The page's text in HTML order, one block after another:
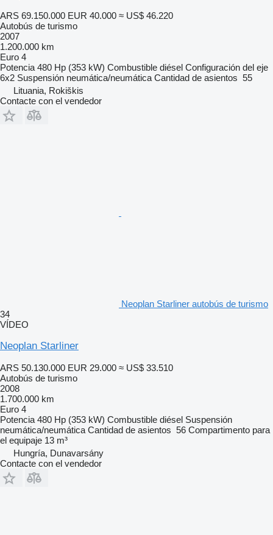
ARS 69.150.000 EUR 40.000 ≈ US$ 46.220
Autobús de turismo
2007
1.200.000 km
Euro 4
Potencia 480 Hp (353 kW) Combustible diésel Configuración del eje
6x2 Suspensión neumática/neumática Cantidad de asientos 55
Lituania, Rokiškis
Contacte con el vendedor
Neoplan Starliner autobús de turismo
34
VÍDEO
Neoplan Starliner
ARS 50.130.000 EUR 29.000 ≈ US$ 33.510
Autobús de turismo
2008
1.700.000 km
Euro 4
Potencia 480 Hp (353 kW) Combustible diésel Suspensión
neumática/neumática Cantidad de asientos 56 Compartimento para
el equipaje 13 m³
Hungría, Dunavarsány
Contacte con el vendedor